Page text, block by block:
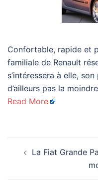
Confortable, rapide et
familiale de Renault
s’intéressera à elle,
d’ailleurs pas la
Read More
d’article
La Fiat Grande